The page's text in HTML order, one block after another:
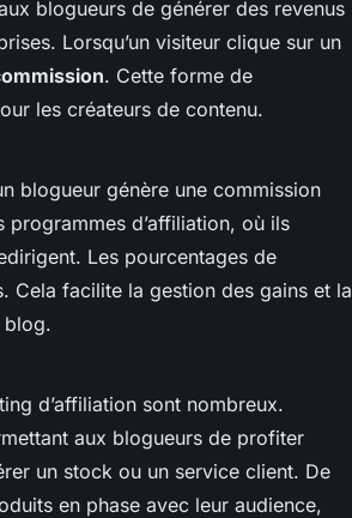
blogueurs de générer des revenus
Lorsqu’un visiteur clique sur un
. Cette forme de
les créateurs de contenu.
blogueur génère une commission
d’affiliation, où ils
Les pourcentages de
Cela facilite la gestion des gains et la
blog.
d’affiliation sont nombreux.
aux blogueurs de profiter
un stock ou un service client. De
en phase avec leur audience,